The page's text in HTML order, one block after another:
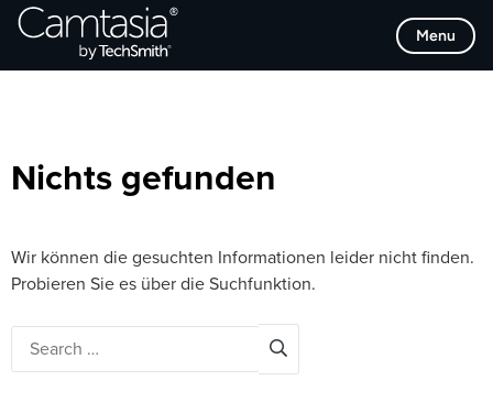
Direkt
zum
Menu
Browse Categories
Nichts gefunden
Wir können die gesuchten Informationen leider nicht finden.
Probieren Sie es über die Suchfunktion.